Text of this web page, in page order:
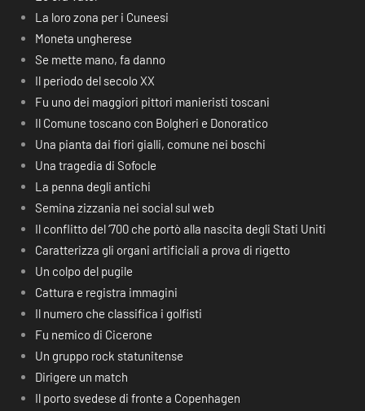
La loro zona per i Cuneesi
Moneta ungherese
Se mette mano, fa danno
Il periodo del secolo XX
Fu uno dei maggiori pittori manieristi toscani
Il Comune toscano con Bolgheri e Donoratico
Una pianta dai fiori gialli, comune nei boschi
Una tragedia di Sofocle
La penna degli antichi
Semina zizzania nei social sul web
Il conflitto del ‘700 che portò alla nascita degli Stati Uniti
Caratterizza gli organi artificiali a prova di rigetto
Un colpo del pugile
Cattura e registra immagini
Il numero che classifica i golfisti
Fu nemico di Cicerone
Un gruppo rock statunitense
Dirigere un match
Il porto svedese di fronte a Copenhagen